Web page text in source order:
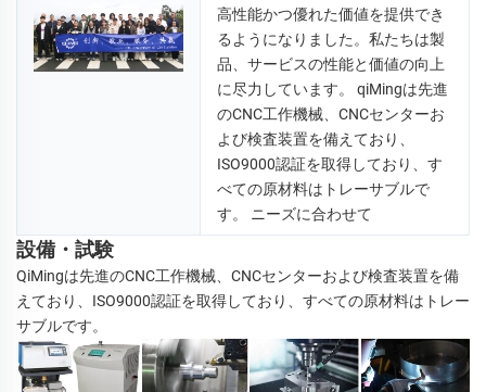
高性能かつ優れた価値を提供でき
るようになりました。私たちは製
品、サービスの性能と価値の向上
に尽力しています。 qiMingは先進
のCNC工作機械、CNCセンターお
よび検査装置を備えており、
ISO9000認証を取得しており、す
べての原材料はトレーサブルで
す。 ニーズに合わせて
設備・試験
QiMingは先進のCNC工作機械、CNCセンターおよび検査装置を備
えており、ISO9000認証を取得しており、すべての原材料はトレー
サブルです。